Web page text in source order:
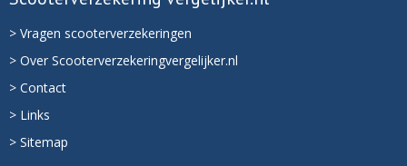
> Vragen scooterverzekeringen
> Over Scooterverzekeringvergelijker.nl
> Contact
> Links
> Sitemap